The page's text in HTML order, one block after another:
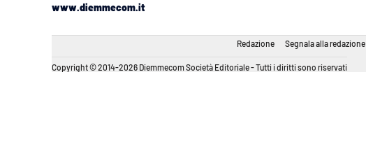
www.diemmecom.it
Redazione Segnala alla redazione
Copyright © 2014-2026 Diemmecom Società Editoriale - Tutti i diritti sono riservati